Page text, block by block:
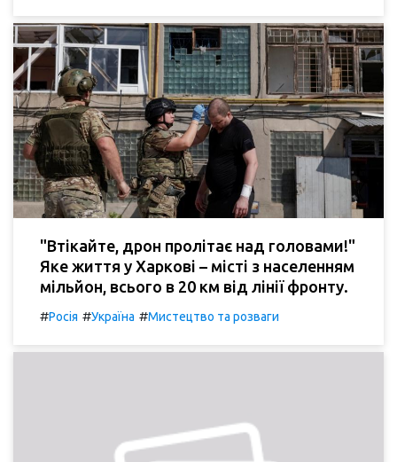
"Втікайте, дрон пролітає над головами!"
Яке життя у Харкові – місті з населенням
мільйон, всього в 20 км від лінії фронту.
#Росія #Україна #Мистецтво та розваги